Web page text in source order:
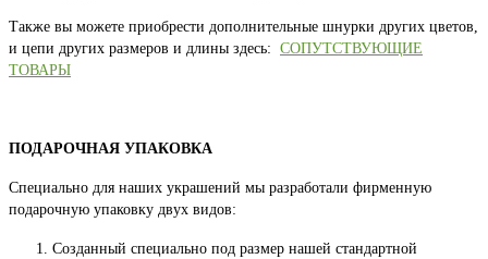
Также вы можете приобрести дополнительные шнурки других цветов,
и цепи других размеров и длины здесь: СОПУТСТВУЮЩИЕ
ТОВАРЫ
ПОДАРОЧНАЯ УПАКОВКА
Специально для наших украшений мы разработали фирменную
подарочную упаковку двух видов:
Созданный специально под размер нашей стандартной